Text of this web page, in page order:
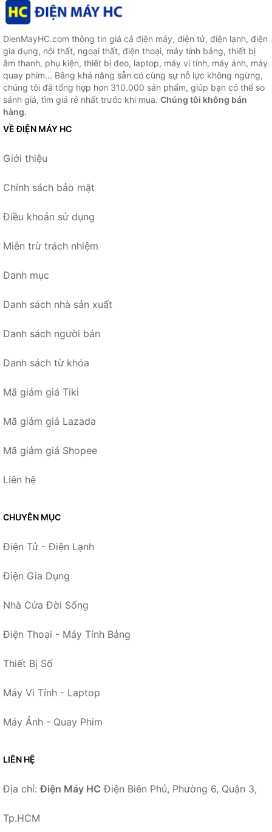
DienMayHC.com thông tin giá cả điện máy, điện tử, điện lạnh, điện
gia dụng, nội thất, ngoại thất, điện thoại, máy tính bảng, thiết bị
âm thanh, phụ kiện, thiết bị đeo, laptop, máy vi tính, máy ảnh, máy
quay phim... Bằng khả năng sẵn có cùng sự nỗ lực không ngừng,
chúng tôi đã tổng hợp hơn 310.000 sản phẩm, giúp bạn có thể so
sánh giá, tìm giá rẻ nhất trước khi mua. Chúng tôi không bán
hàng.
VỀ ĐIỆN MÁY HC
Giới thiệu
Chính sách bảo mật
Điều khoản sử dụng
Miễn trừ trách nhiệm
Danh mục
Danh sách nhà sản xuất
Danh sách người bán
Danh sách từ khóa
Mã giảm giá Tiki
Mã giảm giá Lazada
Mã giảm giá Shopee
Liên hệ
CHUYÊN MỤC
Điện Tử - Điện Lạnh
Điện Gia Dụng
Nhà Cửa Đời Sống
Điện Thoại - Máy Tính Bảng
Thiết Bị Số
Máy Vi Tính - Laptop
Máy Ảnh - Quay Phim
LIÊN HỆ
Địa chỉ:Điện Máy HC Điện Biên Phủ, Phường 6, Quận 3,
Tp.HCM